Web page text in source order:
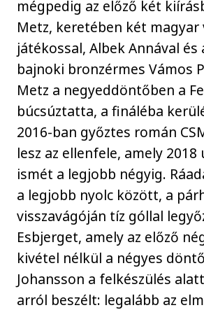
mégpedig az előző két
Metz, keretében két
játékossal, Albek Annával és
bajnoki bronzérmes Vámos
Metz a negyeddöntőben a
búcsúztatta, a fináléba
2016-ban győztes román
lesz az ellenfele, amely
ismét a legjobb négyig.
a legjobb nyolc között, a
visszavágóján tíz góllal
Esbjerget, amely az előző
kivétel nélkül a négyes
Johansson a felkészülés
arról beszélt: legalább az